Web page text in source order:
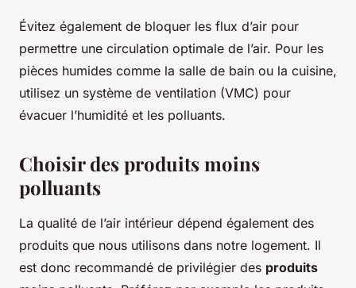
Évitez également de bloquer les flux d’air pour
permettre une circulation optimale de l’air. Pour les
pièces humides comme la salle de bain ou la cuisine,
utilisez un système de ventilation (VMC) pour
évacuer l’humidité et les polluants.
Choisir des produits moins
polluants
La qualité de l’air intérieur dépend également des
produits que nous utilisons dans notre logement. Il
est donc recommandé de privilégier des produits